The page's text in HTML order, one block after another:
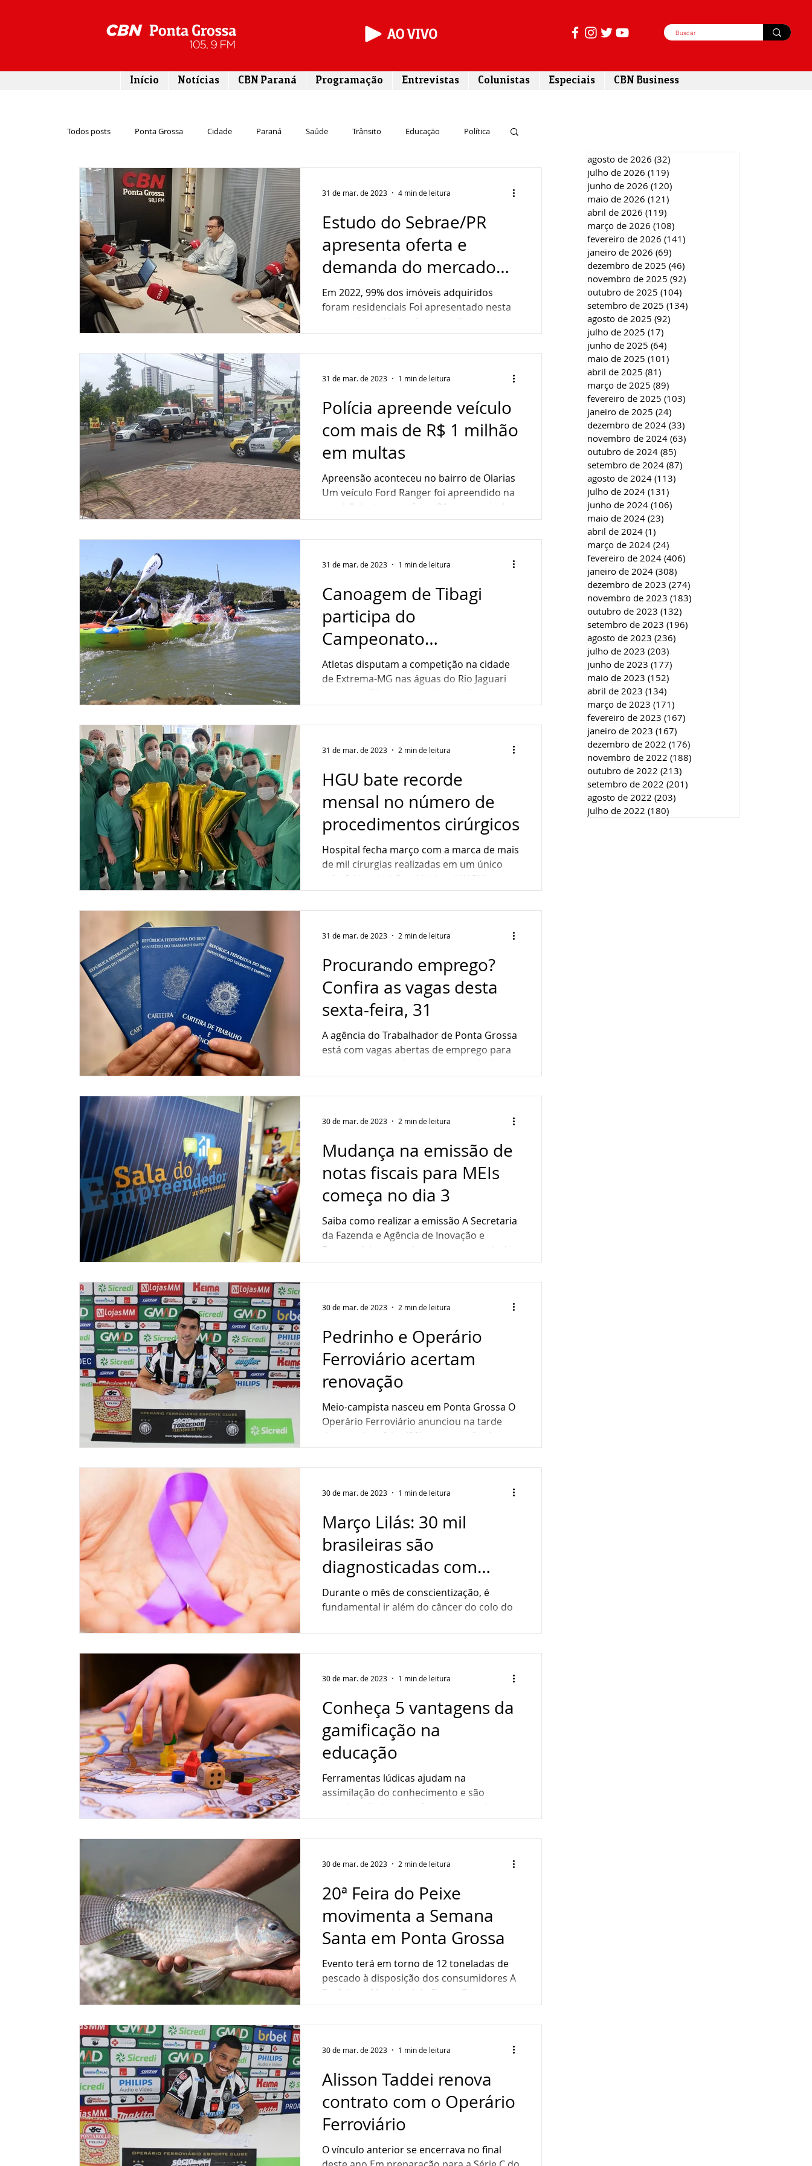
Início Notícias CBN Paraná Programação Entrevistas Colunistas Especiais CBN Business
Todos posts Ponta Grossa Cidade Paraná Saúde Trânsito Educação Política
Cultura Economia Emprego
Infraestrutura Agricultura Lazer Turismo Rodovias Agronegócio
Meio ambiente Comunicação Empreendedorismo Sustentabilidade Gastronomia
Tecnologia Transporte Cultura
Estudo do Sebrae/PR
apresenta oferta e
demanda do mercado
imobiliário em Ponta
Grossa
Em 2022, 99% dos imóveis adquiridos
foram residenciais Foi apresentado nesta
quarta-feira (29), na Regional Centro do
Sebrae/PR, em Ponta...
31 de mar. de 2023 4 min de leitura
Polícia apreende veículo
com mais de R$ 1 milhão
em multas
Apreensão aconteceu no bairro de Olarias
Um veículo Ford Ranger foi apreendido na
manhã desta sexta-feira, 31, com mais de
R$ 1 milhão em...
31 de mar. de 2023 1 min de leitura
Canoagem de Tibagi
participa do
Campeonato
Brasileiro/Seletiva
Nacional de Caiaque
Cross
Atletas disputam a competição na cidade
de Extrema-MG nas águas do Rio Jaguari
Atletas de Tibagi, na região dos Campos
Gerais disputam...
31 de mar. de 2023 1 min de leitura
HGU bate recorde
mensal no número de
procedimentos cirúrgicos
Hospital fecha março com a marca de mais
de mil cirurgias realizadas em um único
mês O Hospital Geral Unimed (HGU)
registrou uma marca...
31 de mar. de 2023 2 min de leitura
Procurando emprego?
Confira as vagas desta
sexta-feira, 31
A agência do Trabalhador de Ponta Grossa
está com vagas abertas de emprego para
esta quinta-feira, 31 de março. VAGAS
EXCLUSIVAS PCD...
31 de mar. de 2023 2 min de leitura
Mudança na emissão de
notas fiscais para MEIs
começa no dia 3
Saiba como realizar a emissão A Secretaria
da Fazenda e Agência de Inovação e
Desenvolvimento, alertam que a partir do
dia 3 de abril, os...
30 de mar. de 2023 2 min de leitura
Pedrinho e Operário
Ferroviário acertam
renovação
Meio-campista nasceu em Ponta Grossa O
Operário Ferroviário anunciou na tarde
desta quinta-feira (30), a renovação de
contrato do...
30 de mar. de 2023 2 min de leitura
Março Lilás: 30 mil
brasileiras são
diagnosticadas com
cânceres ginecológicos a
cada ano
Durante o mês de conscientização, é
fundamental ir além do câncer do colo do
útero e abordar também outros tumores
que atingem o aparelho...
30 de mar. de 2023 1 min de leitura
Conheça 5 vantagens da
gamificação na
educação
Ferramentas lúdicas ajudam na
assimilação do conhecimento e são
grandes aliadas no reforço escolar As
soluções tecnológicas estão cada...
30 de mar. de 2023 1 min de leitura
20ª Feira do Peixe
movimenta a Semana
Santa em Ponta Grossa
Evento terá em torno de 12 toneladas de
pescado à disposição dos consumidores A
Prefeitura Municipal de Ponta Grossa,
através da...
30 de mar. de 2023 2 min de leitura
Alisson Taddei renova
contrato com o Operário
Ferroviário
O vínculo anterior se encerrava no final
30 de mar. de 2023 1 min de leitura
agosto de 2026 (32)
julho de 2026 (119)
junho de 2026 (120)
maio de 2026 (121)
abril de 2026 (119)
março de 2026 (108)
fevereiro de 2026 (141)
janeiro de 2026 (69)
dezembro de 2025 (46)
novembro de 2025 (92)
outubro de 2025 (104)
setembro de 2025 (134)
agosto de 2025 (92)
julho de 2025 (17)
junho de 2025 (64)
maio de 2025 (101)
abril de 2025 (81)
março de 2025 (89)
fevereiro de 2025 (103)
janeiro de 2025 (24)
dezembro de 2024 (33)
novembro de 2024 (63)
outubro de 2024 (85)
setembro de 2024 (87)
agosto de 2024 (113)
julho de 2024 (131)
junho de 2024 (106)
maio de 2024 (23)
abril de 2024 (1)
março de 2024 (24)
fevereiro de 2024 (406)
janeiro de 2024 (308)
dezembro de 2023 (274)
novembro de 2023 (183)
outubro de 2023 (132)
setembro de 2023 (196)
agosto de 2023 (236)
julho de 2023 (203)
junho de 2023 (177)
maio de 2023 (152)
abril de 2023 (134)
março de 2023 (171)
fevereiro de 2023 (167)
janeiro de 2023 (167)
dezembro de 2022 (176)
novembro de 2022 (188)
outubro de 2022 (213)
setembro de 2022 (201)
agosto de 2022 (203)
julho de 2022 (180)